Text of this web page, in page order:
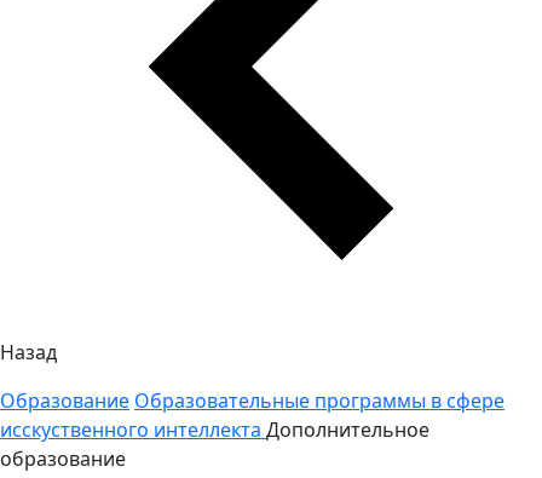
Назад
Образование Образовательные программы в сфере
исскуственного интеллекта Дополнительное
образование